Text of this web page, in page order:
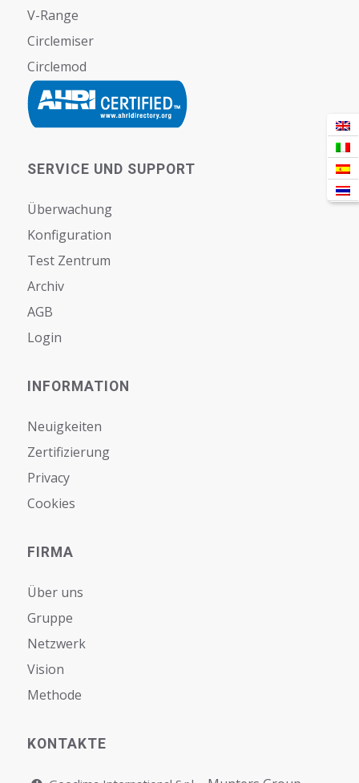
V-Range
Circlemiser
Circlemod
SERVICE UND SUPPORT
Überwachung
Konfiguration
Test Zentrum
Archiv
AGB
Login
INFORMATION
Neuigkeiten
Zertifizierung
Privacy
Cookies
FIRMA
Über uns
Gruppe
Netzwerk
Vision
Мethode
KONTAKTE